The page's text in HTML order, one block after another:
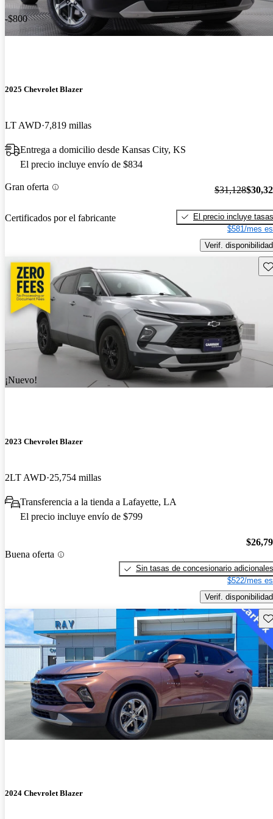
-$800
2025 Chevrolet Blazer
LT AWD 7,819 millas
Entrega a domicilio desde Kansas City, KS
El precio incluye envío de $834
Gran oferta
Certificados por el fabricante
$31,128
El precio incluye tasas
$581/mes
Verif. disponibilidad
¡Nuevo!
2023 Chevrolet Blazer
2LT AWD 25,754 millas
Transferencia a la tienda a Lafayette, LA
El precio incluye envío de $799
Buena oferta
Sin tasas de concesionario adicionales
$522/mes
Verif. disponibilidad
2024 Chevrolet Blazer